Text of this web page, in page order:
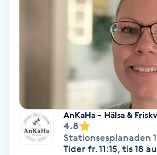
Naglar borttagning
Naglar reparation
AnKaHa - Hälsa &
4.8
Stationsesplanaden
Tider fr. 11:15, tis 18